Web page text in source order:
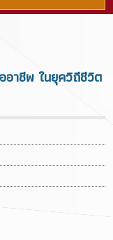
อาชีพ ในยุควิถีชีวิต